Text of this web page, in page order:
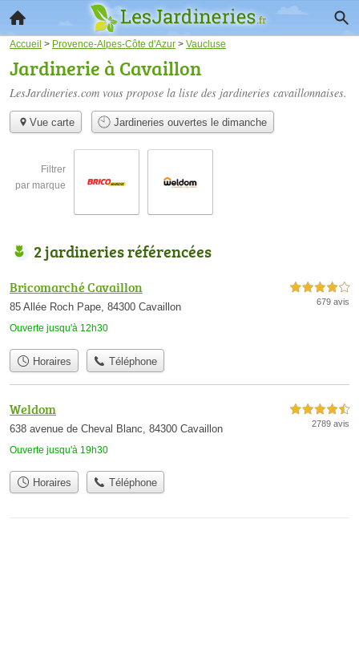
Accueil > Provence-Alpes-Côte d'Azur > Vaucluse
Jardinerie à Cavaillon
LesJardineries.com vous propose la liste des jardineries cavaillonnaises.
Vue carte Jardineries ouvertes le dimanche
Filtrer
par marque
2 jardineries référencées
Bricomarché Cavaillon
85 Allée Roch Pape, 84300 Cavaillon
Ouverte jusqu'à 12h30
4,0 étoiles sur 5
679 avis
Horaires Téléphone
Weldom
638 avenue de Cheval Blanc, 84300 Cavaillon
Ouverte jusqu'à 19h30
4,5 étoiles sur 5
2789 avis
Horaires Téléphone